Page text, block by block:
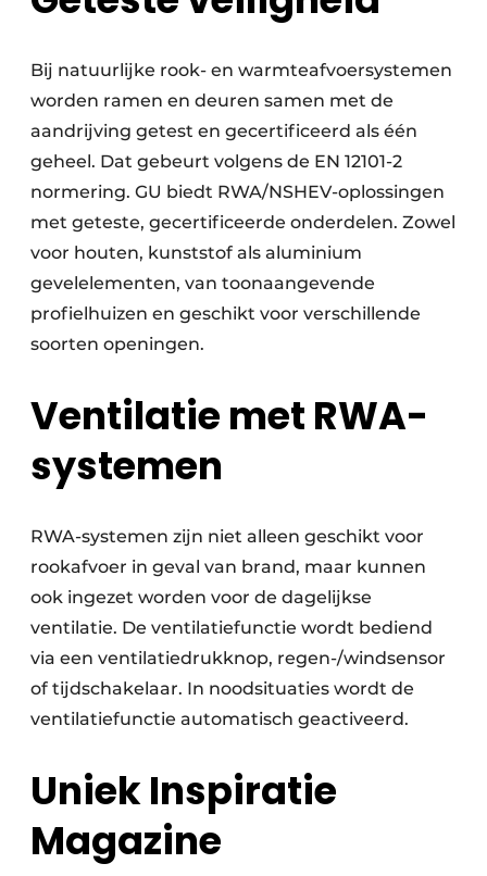
Bij natuurlijke rook- en warmteafvoersystemen
worden ramen en deuren samen met de
aandrijving getest en gecertificeerd als één
geheel. Dat gebeurt volgens de EN 12101-2
normering. GU biedt RWA/NSHEV-oplossingen
met geteste, gecertificeerde onderdelen. Zowel
voor houten, kunststof als aluminium
gevelelementen, van toonaangevende
profielhuizen en geschikt voor verschillende
soorten openingen.
Ventilatie met RWA-
systemen
RWA-systemen zijn niet alleen geschikt voor
rookafvoer in geval van brand, maar kunnen
ook ingezet worden voor de dagelijkse
ventilatie. De ventilatiefunctie wordt bediend
via een ventilatiedrukknop, regen-/windsensor
of tijdschakelaar. In noodsituaties wordt de
ventilatiefunctie automatisch geactiveerd.
Uniek Inspiratie
Magazine